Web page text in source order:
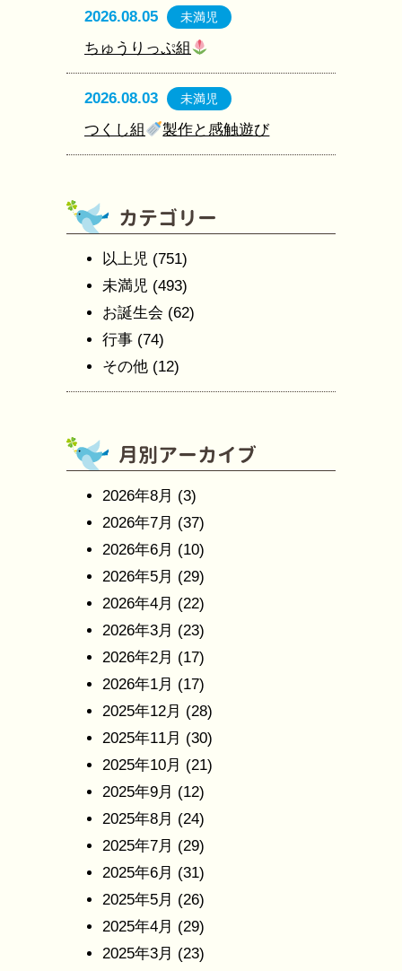
2026.08.05 未満児
ちゅうりっぷ組
2026.08.03 未満児
つくし組 製作と感触遊び
以上児 (751)
未満児 (493)
お誕生会 (62)
行事 (74)
その他 (12)
2026年8月 (3)
2026年7月 (37)
2026年6月 (10)
2026年5月 (29)
2026年4月 (22)
2026年3月 (23)
2026年2月 (17)
2026年1月 (17)
2025年12月 (28)
2025年11月 (30)
2025年10月 (21)
2025年9月 (12)
2025年8月 (24)
2025年7月 (29)
2025年6月 (31)
2025年5月 (26)
2025年4月 (29)
2025年3月 (23)